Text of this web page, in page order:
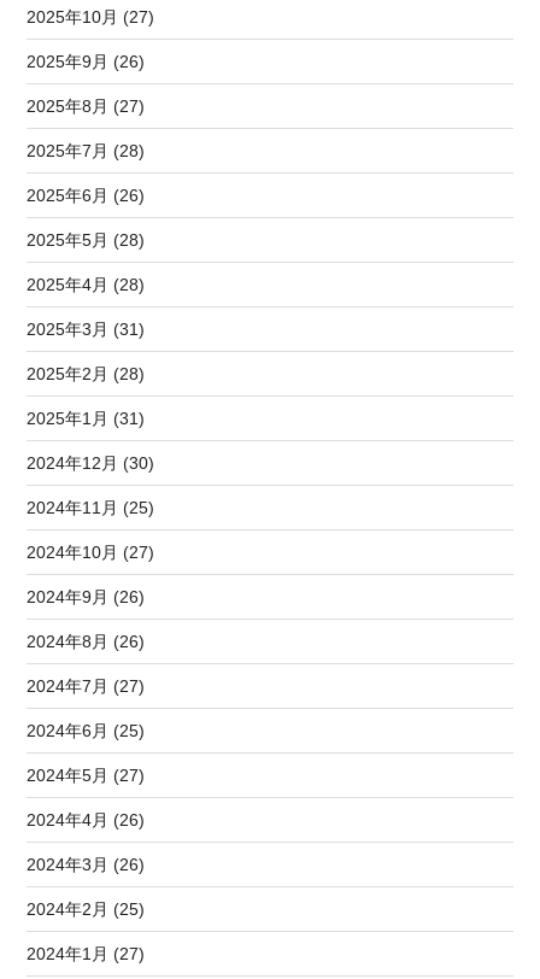
2025年10月 (27)
2025年9月 (26)
2025年8月 (27)
2025年7月 (28)
2025年6月 (26)
2025年5月 (28)
2025年4月 (28)
2025年3月 (31)
2025年2月 (28)
2025年1月 (31)
2024年12月 (30)
2024年11月 (25)
2024年10月 (27)
2024年9月 (26)
2024年8月 (26)
2024年7月 (27)
2024年6月 (25)
2024年5月 (27)
2024年4月 (26)
2024年3月 (26)
2024年2月 (25)
2024年1月 (27)